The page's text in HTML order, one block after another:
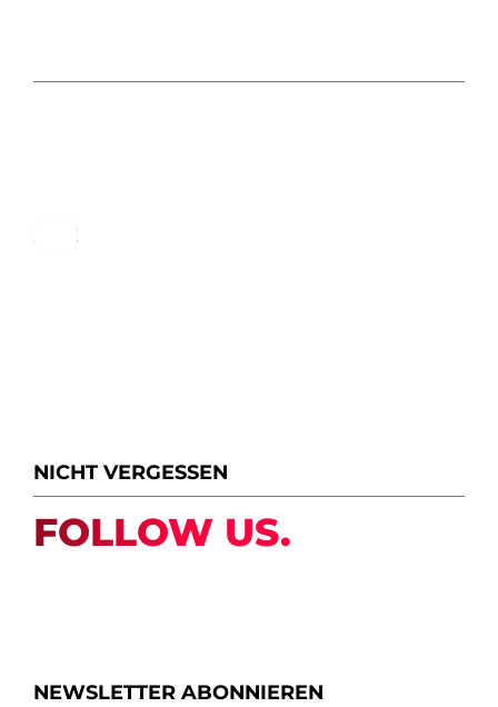
ALLE MITTEILUNGEN IM BLICK
NICHT VERGESSEN
FOLLOW US.
NEWSLETTER ABONNIEREN